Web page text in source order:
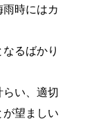
時にはカ
るばかり
い、適切
望ましい